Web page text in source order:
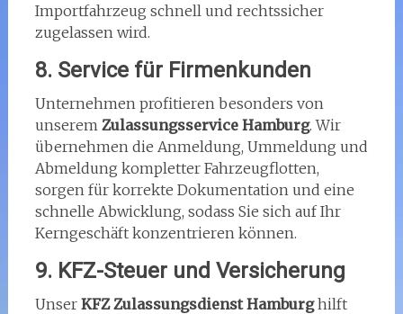
Importfahrzeug schnell und rechtssicher
zugelassen wird.
8. Service für Firmenkunden
Unternehmen profitieren besonders von
unserem Zulassungsservice Hamburg. Wir
übernehmen die Anmeldung, Ummeldung und
Abmeldung kompletter Fahrzeugflotten,
sorgen für korrekte Dokumentation und eine
schnelle Abwicklung, sodass Sie sich auf Ihr
Kerngeschäft konzentrieren können.
9. KFZ-Steuer und Versicherung
Unser KFZ Zulassungsdienst Hamburghilft